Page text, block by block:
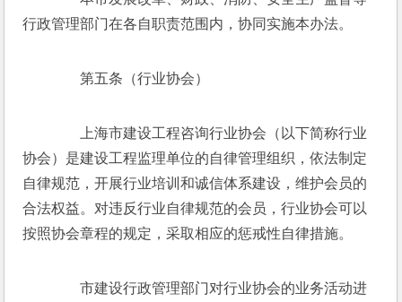
行政管理部门在各自职责范围内，协同实施本办法。
第五条（行业协会）
上海市建设工程咨询行业协会（以下简称行业
协会）是建设工程监理单位的自律管理组织，依法制定
自律规范，开展行业培训和诚信体系建设，维护会员的
合法权益。对违反行业自律规范的会员，行业协会可以
按照协会章程的规定，采取相应的惩戒性自律措施。
市建设行政管理部门对行业协会的业务活动进